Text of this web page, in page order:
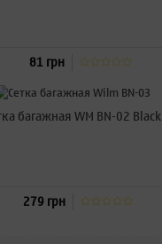
81 грн
багажная WM BN-02 Black
279 грн